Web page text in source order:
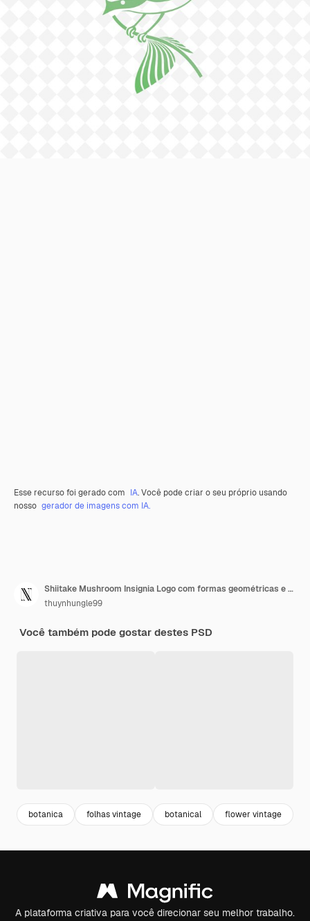
Esse recurso foi gerado com IA. Você pode criar o seu próprio usando
nosso gerador de imagens com IA.
Shiitake Mushroom Insignia Logo com formas geométricas e Bi Nature Herb Vector Design Collections
thuynhungle99
Você também pode gostar destes PSD
botanica folhas vintage botanical flower vintage
A plataforma criativa para você direcionar seu melhor trabalho.